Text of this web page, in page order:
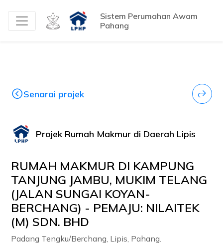
Sistem Perumahan Awam
Pahang
Senarai projek
Projek Rumah Makmur di Daerah Lipis
RUMAH MAKMUR DI KAMPUNG
TANJUNG JAMBU, MUKIM TELANG
(JALAN SUNGAI KOYAN-
BERCHANG) - PEMAJU: NILAITEK
(M) SDN. BHD
Padang Tengku/Berchang, Lipis, Pahang.